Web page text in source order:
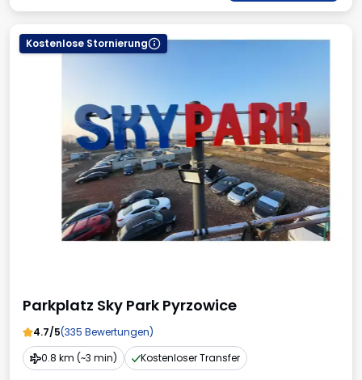
Kostenlose Stornierung
Parkplatz Sky Park Pyrzowice
4.7/5(335 Bewertungen)
0.8 km (~3 min)
Kostenloser Transfer